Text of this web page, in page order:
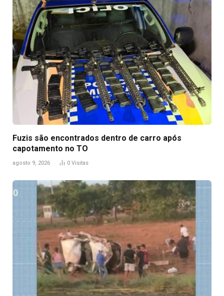
Fuzis são encontrados dentro de carro após
capotamento no TO
agosto 9, 2026 0 Visitas